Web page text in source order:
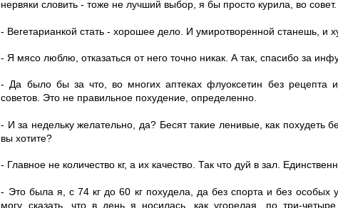
нервяки словить - тоже не лучший выбор, я бы просто курила, во совет.
- Вегетарианкой стать - хорошее дело. И умиротворенной станешь, и
- Я мясо люблю, отказаться от него точно никак. А так, спасибо за
- Да было бы за что, во многих аптеках флуоксетин без рецепта
советов. Это не правильное похудение, определенно.
- И за недельку желательно, да? Бесят такие ленивые, как похудеть
вы хотите?
- Главное не количество кг, а их качество. Так что дуй в зал.
- Это была я, с 74 кг до 60 кг похудела, да без спорта и без особых
могу сказать, что в день я носилась, как угорелая, по три-